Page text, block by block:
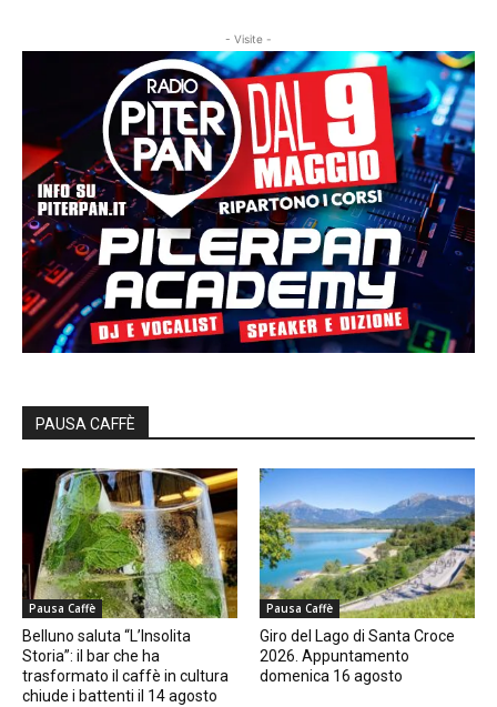
- Visite -
PAUSA CAFFÈ
Pausa Caffè
Belluno saluta “L’Insolita
Storia”: il bar che ha
trasformato il caffè in cultura
chiude i battenti il 14 agosto
Pausa Caffè
Giro del Lago di Santa Croce
2026. Appuntamento
domenica 16 agosto